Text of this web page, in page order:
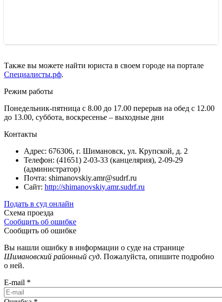
Также вы можете найти юриста в своем городе на портале
Специалисты.рф.
Режим работы
Понедельник-пятница с 8.00 до 17.00 перерыв на обед с 12.00
до 13.00, суббота, воскресенье – выходные дни
Контакты
Адрес: 676306, г. Шимановск, ул. Крупской, д. 2
Телефон: (41651) 2-03-33 (канцелярия), 2-09-29
(администратор)
Почта: shimanovskiy.amr@sudrf.ru
Сайт: http://shimanovskiy.amr.sudrf.ru
Подать в суд онлайн
Схема проезда
Сообщить об ошибке
Сообщить об ошибке
Вы нашли ошибку в информации о суде на странице
Шимановский районный суд. Пожалуйста, опишите подробно
о ней.
E-mail *